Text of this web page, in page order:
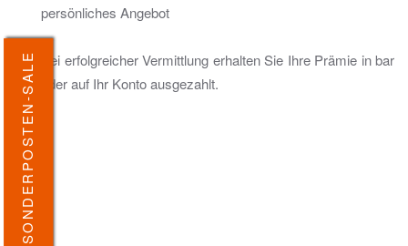
SONDERPOSTEN-SALE
persönliches Angebot
Bei erfolgreicher Vermittlung erhalten Sie Ihre Prämie in bar
oder auf Ihr Konto ausgezahlt.